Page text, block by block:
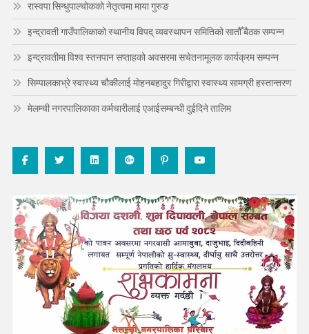
रास्वपा सिन्धुपाल्चोकको नेतृत्वमा माया गुरुङ
इन्द्रावती गाउँपालिकाको स्थानीय विपद् व्यवस्थापन समितिको सातौँ बैठक सम्पन्न
इन्द्रावतीमा विश्व स्तनपान सप्ताहको अवसरमा सचेतनामूलक कार्यक्रम सम्पन्न
सिम्पालकाभ्रे स्वास्थ्य चौकीलाई मोहनबहादुर गिरीद्वारा स्वास्थ्य सामग्री हस्तान्तरण
मेलम्ची नगरपालिकाका कर्मचारीलाई एआईसम्बन्धी दुईदिने तालिम